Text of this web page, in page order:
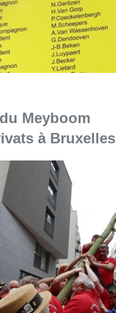
"La 718e plantation du
la
de la 20e